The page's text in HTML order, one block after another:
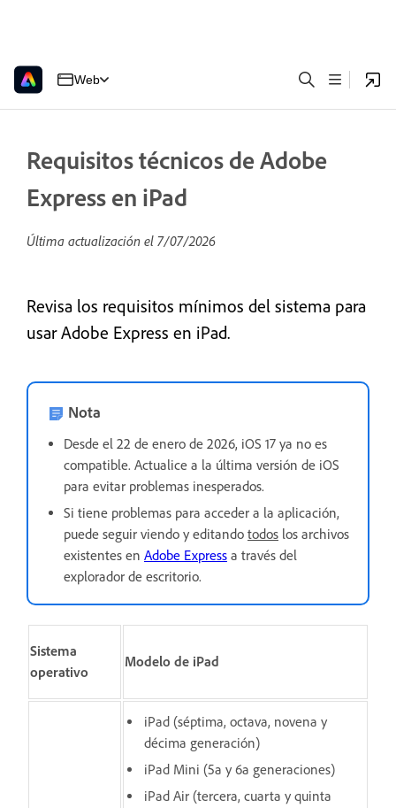
Web
Requisitos técnicos de Adobe
Express en iPad
Última actualización el 7/07/2026
Revisa los requisitos mínimos del sistema para
usar Adobe Express en iPad.
Nota
Desde el 22 de enero de 2026, iOS 17 ya no es
compatible. Actualice a la última versión de iOS
para evitar problemas inesperados.
Si tiene problemas para acceder a la aplicación,
puede seguir viendo y editando todos los archivos
existentes en Adobe Express a través del
explorador de escritorio.
Sistema
operativo
Modelo de iPad
iPad (séptima, octava, novena y
décima generación)
iPad Mini (5a y 6a generaciones)
iPad Air (tercera, cuarta y quinta